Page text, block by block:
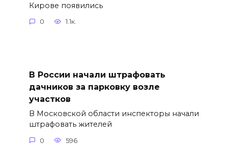
Кирове появились
0 1.1к.
В России начали штрафовать
дачников за парковку возле
участков
В Московской области инспекторы начали
штрафовать жителей
0 596